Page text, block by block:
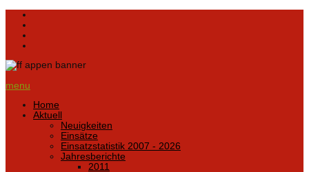
menu
Home
Aktuell
Neuigkeiten
Einsätze
Einsatzstatistik 2007 - 2026
Jahresberichte
2011